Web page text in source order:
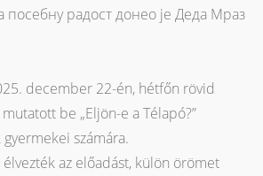
посебну радост донео је Деда Мраз
december 22-én, hétfőn rövid
be „Eljön-e a Télapó?”
számára.
az előadást, külön örömet